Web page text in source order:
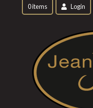
0 items Login